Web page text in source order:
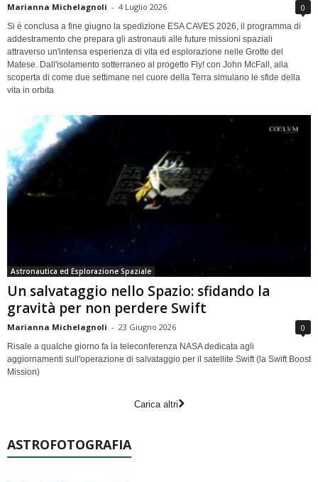
Marianna Michelagnoli - 4 Luglio 2026 0
Si è conclusa a fine giugno la spedizione ESA CAVES 2026, il programma di
addestramento che prepara gli astronauti alle future missioni spaziali
attraverso un'intensa esperienza di vita ed esplorazione nelle Grotte del
Matese. Dall'isolamento sotterraneo al progetto Fly! con John McFall, alla
scoperta di come due settimane nel cuore della Terra simulano le sfide della
vita in orbita
Astronautica ed Esplorazione Spaziale
Un salvataggio nello Spazio: sfidando la
gravità per non perdere Swift
Marianna Michelagnoli - 23 Giugno 2026 0
Risale a qualche giorno fa la teleconferenza NASA dedicata agli
aggiornamenti sull'operazione di salvataggio per il satellite Swift (la Swift Boost
Mission)
Carica altri
ASTROFOTOGRAFIA